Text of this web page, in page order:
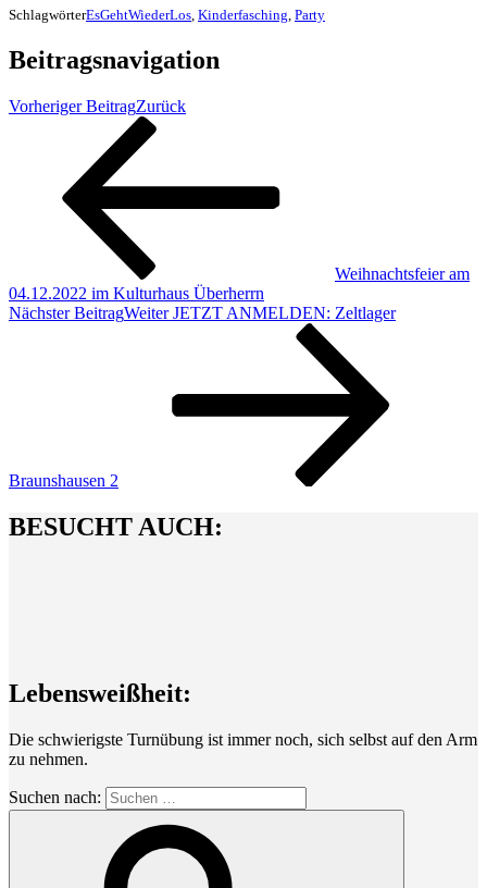
SchlagwörterEsGehtWiederLos, Kinderfasching, Party
Beitragsnavigation
Vorheriger BeitragZurück
Weihnachtsfeier am
04.12.2022 im Kulturhaus Überherrn
Nächster BeitragWeiter JETZT ANMELDEN: Zeltlager
Braunshausen 2
BESUCHT AUCH:
Lebensweißheit:
Die schwierigste Turnübung ist immer noch, sich selbst auf den Arm
zu nehmen.
Suchen nach: